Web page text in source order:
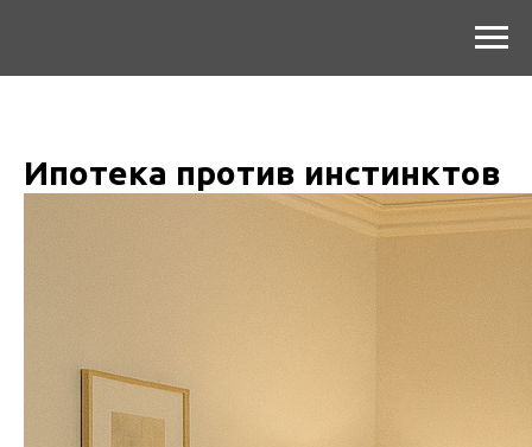
Ипотека против инстинктов